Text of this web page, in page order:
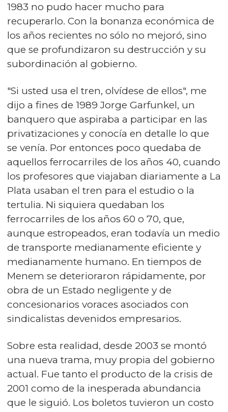
1983 no pudo hacer mucho para
recuperarlo. Con la bonanza económica de
los años recientes no sólo no mejoró, sino
que se profundizaron su destrucción y su
subordinación al gobierno.
"Si usted usa el tren, olvídese de ellos", me
dijo a fines de 1989 Jorge Garfunkel, un
banquero que aspiraba a participar en las
privatizaciones y conocía en detalle lo que
se venía. Por entonces poco quedaba de
aquellos ferrocarriles de los años 40, cuando
los profesores que viajaban diariamente a La
Plata usaban el tren para el estudio o la
tertulia. Ni siquiera quedaban los
ferrocarriles de los años 60 o 70, que,
aunque estropeados, eran todavía un medio
de transporte medianamente eficiente y
medianamente humano. En tiempos de
Menem se deterioraron rápidamente, por
obra de un Estado negligente y de
concesionarios voraces asociados con
sindicalistas devenidos empresarios.
Sobre esta realidad, desde 2003 se montó
una nueva trama, muy propia del gobierno
actual. Fue tanto el producto de la crisis de
2001 como de la inesperada abundancia
que le siguió. Los boletos tuvieron un costo